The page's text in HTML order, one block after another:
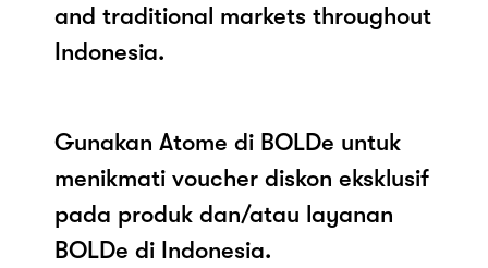
and traditional markets throughout
Indonesia.
Gunakan Atome di BOLDe untuk
menikmati voucher diskon eksklusif
pada produk dan/atau layanan
BOLDe di Indonesia.